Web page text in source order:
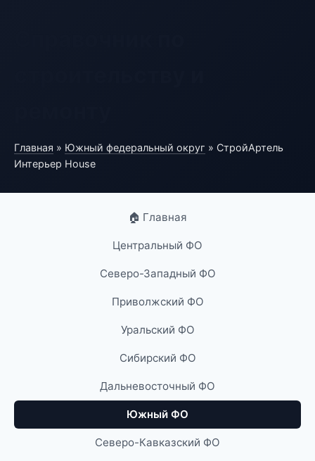
Главная » Южный федеральный округ » СтройАртель
Интерьер House
🏠 Главная
Центральный ФО
Северо-Западный ФО
Приволжский ФО
Уральский ФО
Сибирский ФО
Дальневосточный ФО
Южный ФО
Северо-Кавказский ФО